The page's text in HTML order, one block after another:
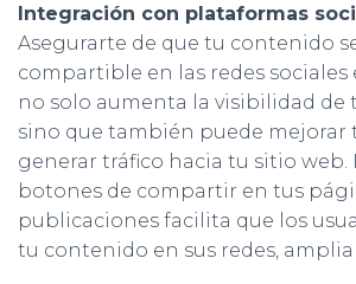
Integración con plataformas
Asegurarte de que tu contenido
compartible en las redes sociales
no solo aumenta la visibilidad de
sino que también puede mejorar
generar tráfico hacia tu sitio web.
botones de compartir en tus
publicaciones facilita que los
tu contenido en sus redes,